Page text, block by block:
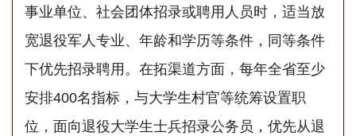
事业单位、社会团体招录或聘用人员时，适当放
宽退役军人专业、年龄和学历等条件，同等条件
下优先招录聘用。在拓渠道方面，每年全省至少
安排400名指标，与大学生村官等统筹设置职
位，面向退役大学生士兵招录公务员，优先从退